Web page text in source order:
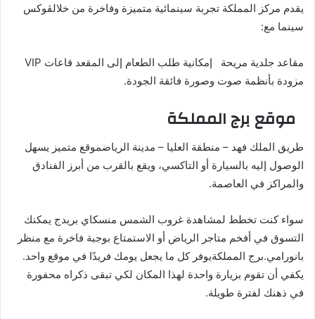
يقدم مركز المملكة تجربة سينمائية متميزة وفاخرة من خلالڤوكس
سينما مع:
مقاعد جلدية مريحة إمكانية طلب الطعام إلى المقعد قاعات VIP
مزودة بأنظمة صوت وصورة فائقة الجودة.
موقع برج المملكة
طريق الملك فهد – منطقة العليا – مدينة الرياضموقع متميز يسهل
الوصول إليه بالسيارة أو التاكسي، ويقع بالقرب من أبرز الفنادق
والمراكز في العاصمة.
سواء كنت تخطط لمشاهدة غروب الشمس منسكاي بريدج يمكنك
التسوق في أفخم متاجر الرياض أو الاستمتاع بوجبة فاخرة مع منظر
بانورامي.برج المملكةيوفر كل ما يجعل يومك فريدًا في موقع واحد.
يكفي أن تقوم بزيارة واحدة لهذا المكان لكي تبقى ذكراه محفورة
في ذهنك لفترة طويلة.